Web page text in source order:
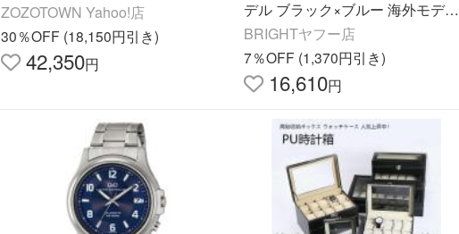
ンズ
ZOZOTOWN Yahoo!店
30％OFF (18,150円引き)
42,350円
デル ブラック×ブルー 海外モデル
AWG-M100A-1A
BRIGHTヤフー店
7％OFF (1,370円引き)
16,610円